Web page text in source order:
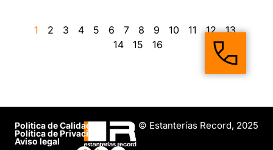
1 2 3 4 5 6 7 8 9 10 11 12
13
14
15 16
Politica de Calidad
Política de Privacidad
Aviso legal
© Estanterías Record, 2025